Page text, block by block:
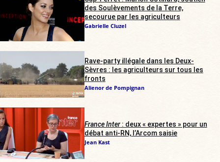
des Soulèvements de la Terre,
secourue par les agriculteurs
Gabrielle Cluzel
Rave-party illégale dans les Deux-
Sèvres : les agriculteurs sur tous les
fronts
Alienor de Pompignan
France Inter: deux « expertes » pour un
débat anti-RN, l’Arcom saisie
Jean Kast